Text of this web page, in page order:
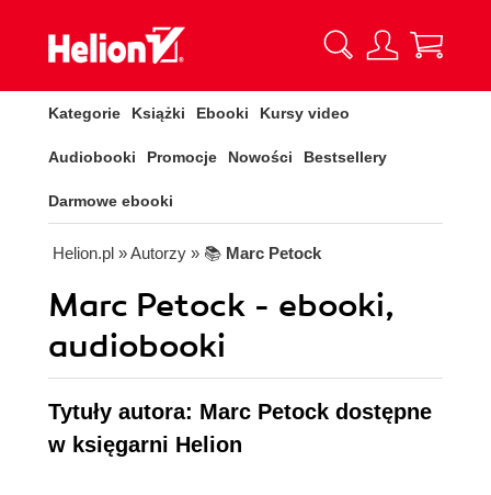
Kategorie Książki Ebooki Kursy video
Audiobooki Promocje Nowości Bestsellery
Darmowe ebooki
Helion.pl » Autorzy » 📚 Marc Petock
Marc Petock - ebooki,
audiobooki
Tytuły autora: Marc Petock dostępne
w księgarni Helion